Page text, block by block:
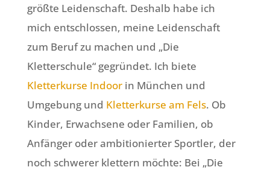
größte Leidenschaft. Deshalb habe ich
mich entschlossen, meine Leidenschaft
zum Beruf zu machen und „Die
Kletterschule“ gegründet. Ich biete
Kletterkurse Indoorin München und
Umgebung und Kletterkurse am Fels. Ob
Kinder, Erwachsene oder Familien, ob
Anfänger oder ambitionierter Sportler, der
noch schwerer klettern möchte: Bei „Die